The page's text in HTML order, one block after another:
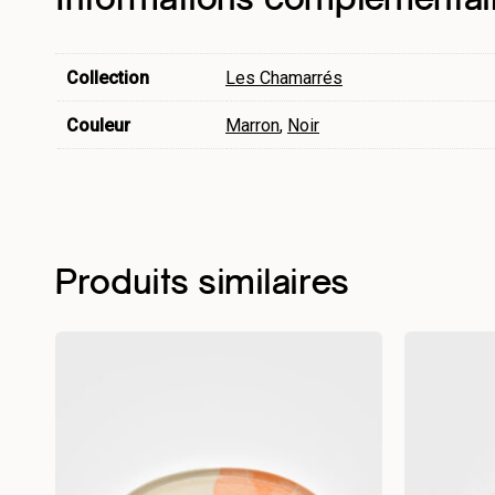
Collection Les Chamarrés
Couleur Marron, Noir
Produits similaires